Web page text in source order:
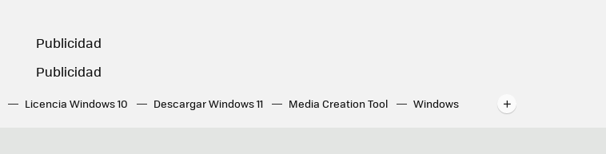
Licencia Windows 10 Descargar Windows 11 Media Creation Tool
Windows